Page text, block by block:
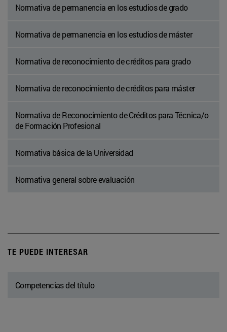
Normativa de permanencia en los estudios de grado
Normativa de permanencia en los estudios de máster
Normativa de reconocimiento de créditos para grado
Normativa de reconocimiento de créditos para máster
Normativa de Reconocimiento de Créditos para Técnica/o
de Formación Profesional
Normativa básica de la Universidad
Normativa general sobre evaluación
TE PUEDE INTERESAR
Competencias del título